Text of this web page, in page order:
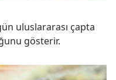
uluslararası çapta
gösterir.